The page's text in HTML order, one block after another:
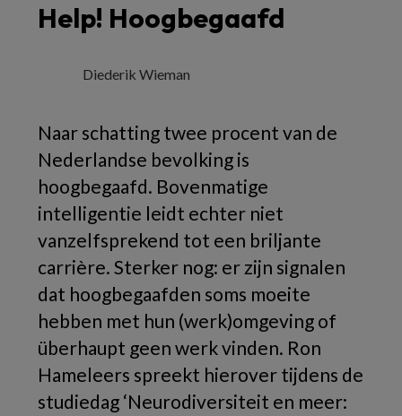
Help! Hoogbegaafd
Diederik Wieman
Naar schatting twee procent van de
Nederlandse bevolking is
hoogbegaafd. Bovenmatige
intelligentie leidt echter niet
vanzelfsprekend tot een briljante
carrière. Sterker nog: er zijn signalen
dat hoogbegaafden soms moeite
hebben met hun (werk)omgeving of
überhaupt geen werk vinden. Ron
Hameleers spreekt hierover tijdens de
studiedag ‘Neurodiversiteit en meer: